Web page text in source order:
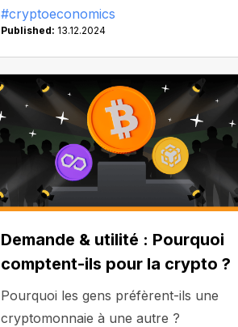
#cryptoeconomics
Published: 13.12.2024
Demande & utilité : Pourquoi
comptent-ils pour la crypto ?
Pourquoi les gens préfèrent-ils une
cryptomonnaie à une autre ?